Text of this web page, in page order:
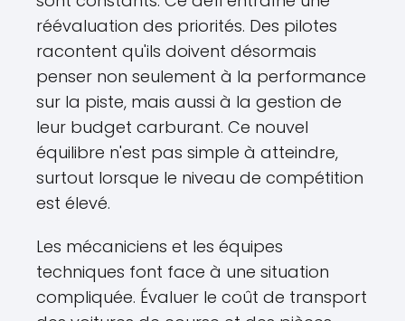
réévaluation des priorités. Des pilotes
racontent qu'ils doivent désormais
penser non seulement à la performance
sur la piste, mais aussi à la gestion de
leur budget carburant. Ce nouvel
équilibre n'est pas simple à atteindre,
surtout lorsque le niveau de compétition
est élevé.
Les mécaniciens et les équipes
techniques font face à une situation
compliquée. Évaluer le coût de transport